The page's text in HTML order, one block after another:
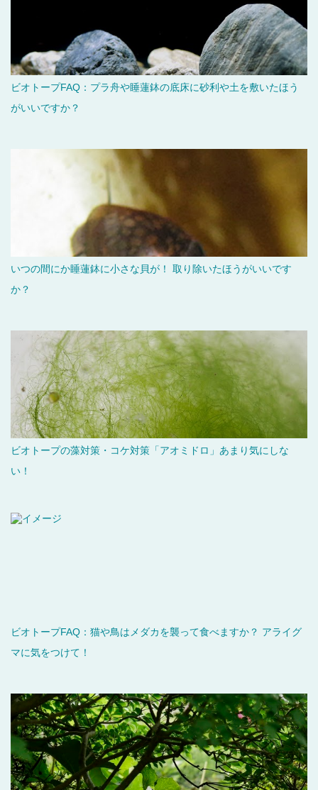
ビオトープFAQ：プラ舟や睡蓮鉢の底床に砂利や土を敷いたほう
がいいですか？
いつの間にか睡蓮鉢に小さな貝が！ 取り除いたほうがいいです
か？
ビオトープの藻対策・コケ対策「アオミドロ」あまり気にしな
い！
ビオトープFAQ：猫や鳥はメダカを襲って食べますか？ アライグ
マに気をつけて！